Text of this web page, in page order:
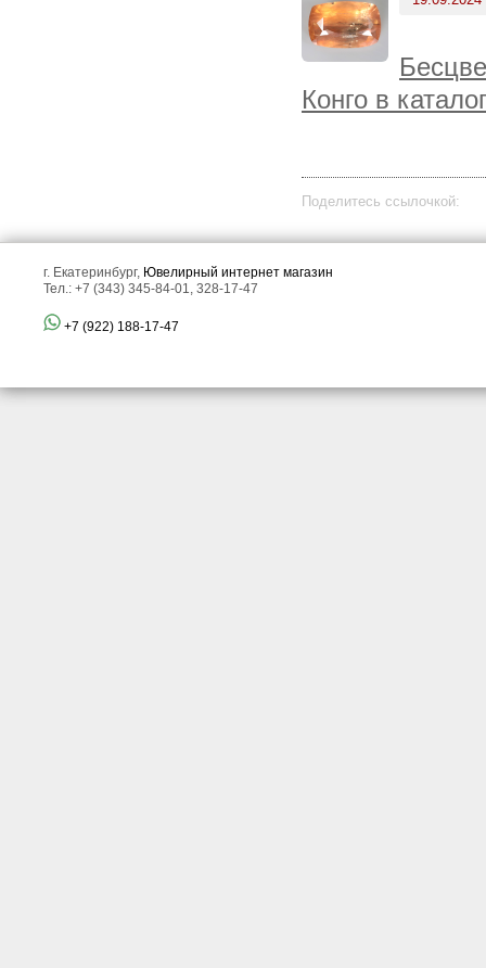
Конго в
Поделитесь ссылочкой:
г. Екатеринбург, Ювелирный интернет магазин
Тел.: +7 (343) 345-84-01, 328-17-47
+7 (922) 188-17-47